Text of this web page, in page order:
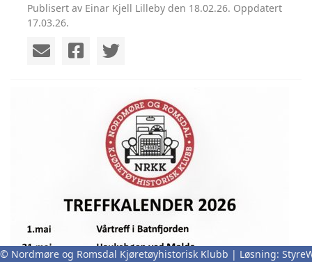
Publisert av Einar Kjell Lilleby den 18.02.26. Oppdatert
17.03.26.
© Nordmøre og Romsdal Kjøretøyhistorisk Klubb | Løsning: